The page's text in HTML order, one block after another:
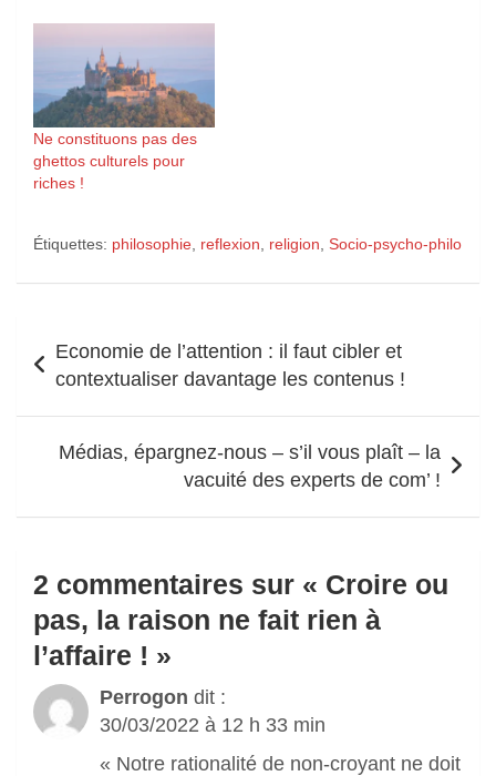
Ne constituons pas des
ghettos culturels pour
riches !
Étiquettes: philosophie reflexion religion Socio-psycho-philo
de
Economie de l’attention : il faut cibler et
contextualiser davantage les contenus !
Médias, épargnez-nous – s’il vous plaît – la
vacuité des experts de com’ !
2 commentaires sur « Croire ou
pas, la raison ne fait rien à
l’affaire ! »
Perrogon dit :
30/03/2022 à 12 h 33 min
« Notre rationalité de non-croyant ne doit